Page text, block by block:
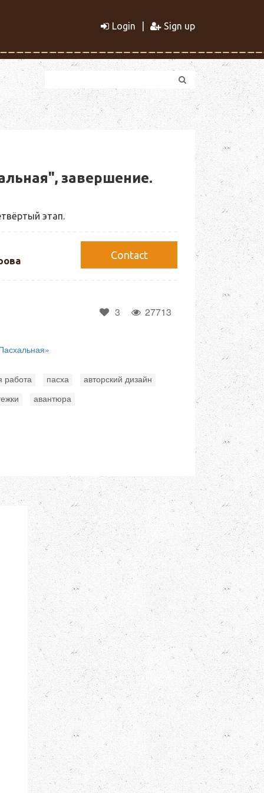
Login Sign up
завершение.
этап.
Сontact
3 27713
работа пасха авторский дизайн
авантюра